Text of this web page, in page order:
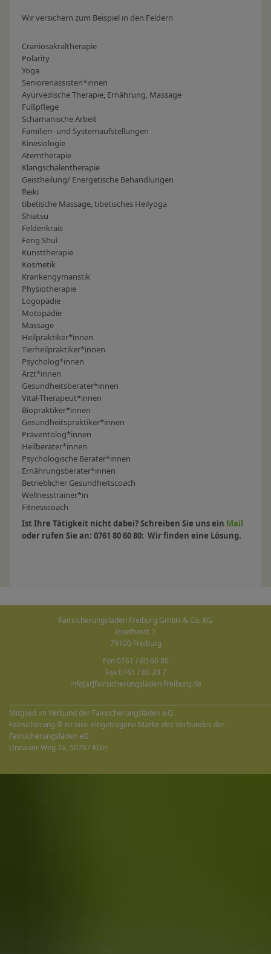
Wir versichern zum Beispiel in den Feldern
Craniosakraltherapie
Polarity
Yoga
Seniorenassisten*innen
Ayurvedische Therapie, Ernährung, Massage
Fußpflege
Schamanische Arbeit
Familien- und Systemaufstellungen
Kinesiologie
Atemtherapie
Klangschalentherapie
Geistheilung/ Energetische Behandlungen
Reiki
tibetische Massage, tibetisches Heilyoga
Shiatsu
Feldenkrais
Feng Shui
Kunsttherapie
Kosmetik
Krankengymanstik
Physiotherapie
Logopädie
Motopädie
Massage
Heilpraktiker*innen
Tierheilpraktiker*innen
Psycholog*innen
Ärzt*innen
Gesundheitsberater*innen
Vital-Therapeut*innen
Biopraktiker*innen
Gesundheitspraktiker*innen
Präventolog*innen
Heilberater*innen
Psychologische Berater*innen
Ernährungsberater*innen
Betrieblicher Gesundheitscoach
Wellnesstrainer*in
Fitnesscoach
Ist Ihre Tätigkeit nicht dabei? Schreiben Sie uns ein Mail
oder rufen Sie an: 0761 80 60 80: Wir finden eine Lösung.
Fairsicherungsladen Freiburg GmbH & Co. KG
Goethestr. 1
79100 Freiburg
Fon 0761 / 80 60 80
Fax 0761 / 80 20 7
info[at]fairsicherungsladen-freiburg.de
Mitglied im Verbund der Fairsicherungsläden e.G.
Fairsicherung ® ist eine eingetragene Marke des Verbundes der
Fairsicherungsläden eG
Unnauer Weg 7a, 50767 Köln